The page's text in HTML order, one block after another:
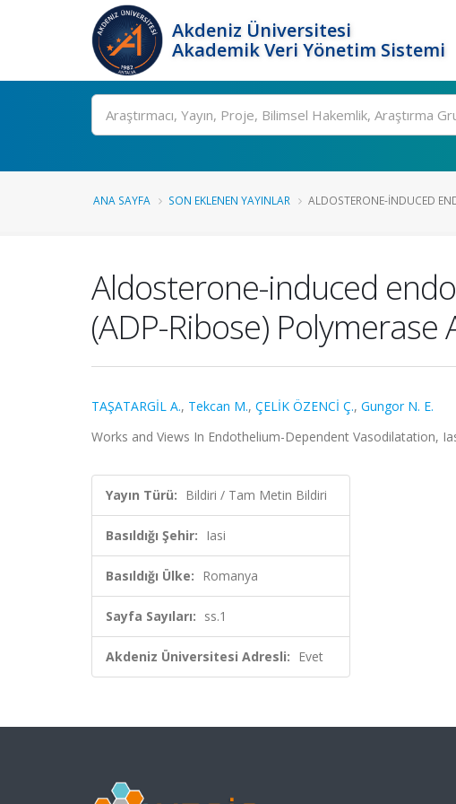
Akdeniz Üniversitesi
Akademik Veri Yönetim Sistemi
Ara
ANA SAYFA SON EKLENEN YAYINLAR ALDOSTERONE-INDUCED
Aldosterone-induced
(ADP-Ribose) Polymerase
TAŞATARGİL A., Tekcan M., ÇELİK ÖZENCİ Ç., Gungor N. E.
Works and Views In Endothelium-Dependent Vasodilatation,
Yayın Türü: Bildiri / Tam Metin Bildiri
Basıldığı Şehir: Iasi
Basıldığı Ülke: Romanya
Sayfa Sayıları: ss.1
Akdeniz Üniversitesi Adresli: Evet